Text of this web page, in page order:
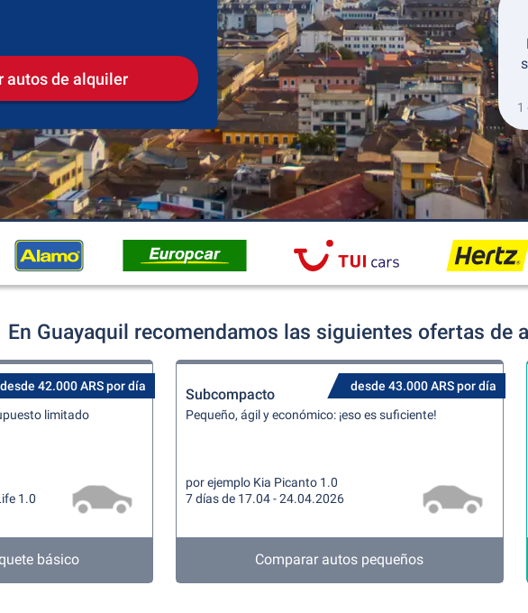
Recogida Devolución
autos de alquiler
1
En Guayaquil recomendamos las siguientes ofertas de
desde 42.000 ARS por día
limitado
1.0
básico
desde 43.000 ARS por día
Subcompacto
Pequeño, ágil y económico: ¡eso es suficiente!
por ejemplo Kia Picanto 1.0
7 días de 17.04 - 24.04.2026
Comparar autos pequeños